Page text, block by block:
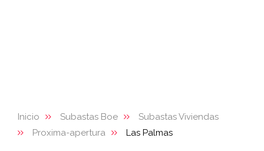
Inicio Subastas Boe
Subastas Viviendas
Proxima-apertura
Las Palmas